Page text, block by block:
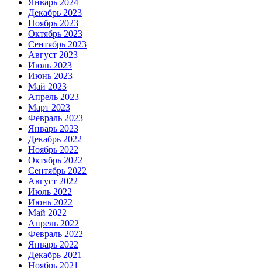
Январь 2024
Декабрь 2023
Ноябрь 2023
Октябрь 2023
Сентябрь 2023
Август 2023
Июль 2023
Июнь 2023
Май 2023
Апрель 2023
Март 2023
Февраль 2023
Январь 2023
Декабрь 2022
Ноябрь 2022
Октябрь 2022
Сентябрь 2022
Август 2022
Июль 2022
Июнь 2022
Май 2022
Апрель 2022
Февраль 2022
Январь 2022
Декабрь 2021
Ноябрь 2021